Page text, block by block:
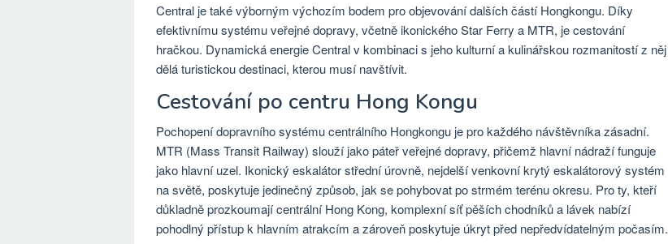
Central je také výborným výchozím bodem pro objevování dalších částí Hongkongu. Díky
efektivnímu systému veřejné dopravy, včetně ikonického Star Ferry a MTR, je cestování
hračkou. Dynamická energie Central v kombinaci s jeho kulturní a kulinářskou rozmanitostí z něj
dělá turistickou destinaci, kterou musí navštívit.
Cestování po centru Hong Kongu
Pochopení dopravního systému centrálního Hongkongu je pro každého návštěvníka zásadní.
MTR (Mass Transit Railway) slouží jako páteř veřejné dopravy, přičemž hlavní nádraží funguje
jako hlavní uzel. Ikonický eskalátor střední úrovně, nejdelší venkovní krytý eskalátorový systém
na světě, poskytuje jedinečný způsob, jak se pohybovat po strmém terénu okresu. Pro ty, kteří
důkladně prozkoumají centrální Hong Kong, komplexní síť pěších chodníků a lávek nabízí
pohodlný přístup k hlavním atrakcím a zároveň poskytuje úkryt před nepředvídatelným počasím.